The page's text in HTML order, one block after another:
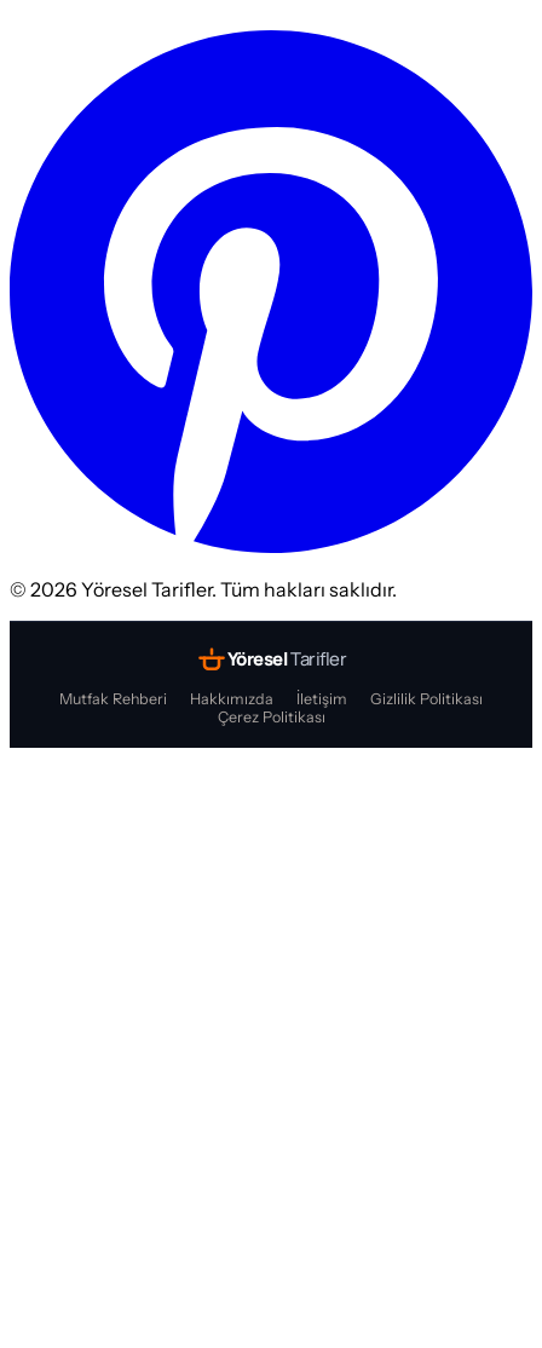
© 2026 Yöresel Tarifler. Tüm hakları saklıdır.
YöreselTarifler
Mutfak Rehberi Hakkımızda İletişim
Gizlilik Politikası
Çerez Politikası